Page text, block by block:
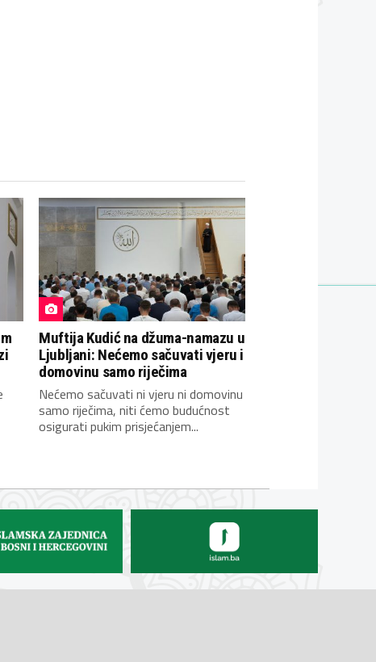
Muftija Kudić na džuma-namazu u
Ljubljani: Nećemo sačuvati vjeru i
domovinu samo riječima
Nećemo sačuvati ni vjeru ni domovinu
samo riječima, niti ćemo budućnost
osigurati pukim prisjećanjem...